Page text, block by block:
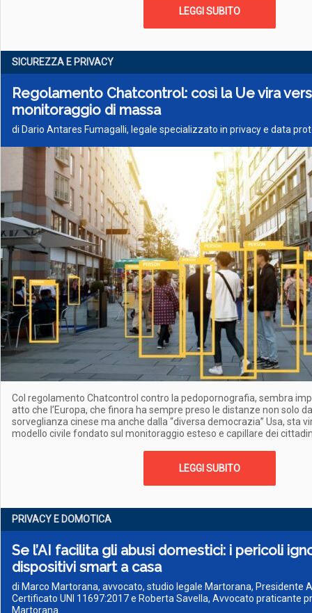
LEGGI SUBITO
SICUREZZA E PRIVACY
Regolamento Chatcontrol: così la Ue vira
monitoraggio di massa
di Dario Antares Fumagalli, legale specializzato in privacy e data
Col regolamento Chatcontrol contro la pedopornografia, sembra
atto che l’Europa, che finora ha sempre preso le distanze non solo
sorveglianza cinese ma anche dalla “diversa democrazia” Usa, sta
modello civile fondato sul monitoraggio esteso e capillare dei
LEGGI SUBITO
PRIVACY E DOMOTICA
Se l’AI facilita gli abusi domestici: i pericoli
dispositivi smart a casa
di Marco Martorana, avvocato, studio legale Martorana, Presidente
Certificato UNI 11697:2017 e Roberta Savella, Avvocato praticante
Martorana